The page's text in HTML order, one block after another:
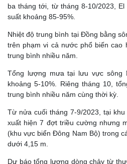
ba tháng tới, từ tháng 8-10/2023,
suất khoảng 85-95%.
Nhiệt độ trung bình tại Đồng bằng
trên phạm vi cả nước phổ biến cao
trung bình nhiều năm.
Tổng lượng mưa tại lưu vực sông
khoảng 5-10%. Riêng tháng 10,
trung bình nhiều năm cùng thời kỳ.
Từ nửa cuối tháng 7-9/2023, tại
xuất hiện 7 đợt triều cường nhưng
(khu vực biển Đông Nam Bộ) trong
dưới 4,15 m.
Dự báo tổng lượng dòng chảy từ